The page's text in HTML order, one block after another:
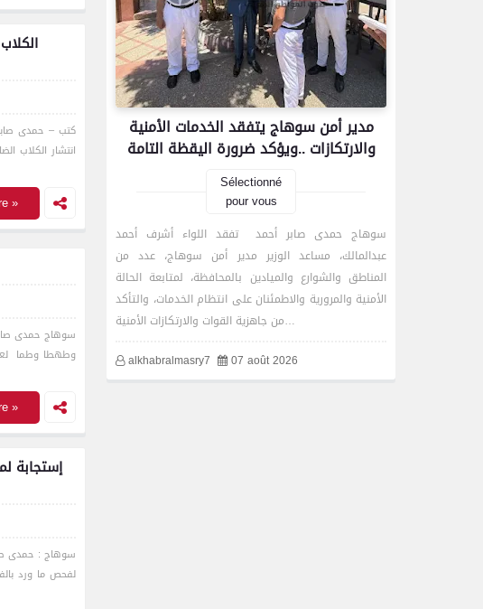
كتب – حمدى
انتشار الكلاب
»
سوهاج حمدى
وطهطا وطما
»
إستجابة
سوهاج : حمدى
لفحص ما ورد
مدير أمن سوهاج يتفقد الخدمات الأمنية
والارتكازات ..ويؤكد ضرورة اليقظة التامة
Sélectionné
pour vous
سوهاج حمدى صابر أحمد تفقد اللواء أشرف أحمد
عبدالمالك، مساعد الوزير مدير أمن سوهاج، عدد من
المناطق والشوارع والميادين بالمحافظة، لمتابعة الحالة
الأمنية والمرورية والاطمئنان على انتظام الخدمات، والتأكد
من جاهزية القوات والارتكازات الأمنية…
alkhabralmasry7
07 août 2026